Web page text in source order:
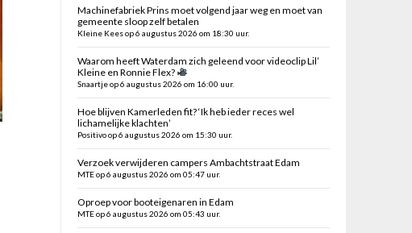
Machinefabriek Prins moet volgend jaar weg en moet van
gemeente sloop zelf betalen
Kleine Kees op 6 augustus 2026 om 18:30 uur.
Waarom heeft Waterdam zich geleend voor videoclip Lil’
Kleine en Ronnie Flex?
Snaartje op 6 augustus 2026 om 16:00 uur.
Hoe blijven Kamerleden fit? ‘Ik heb ieder reces wel
lichamelijke klachten’
Positivo op 6 augustus 2026 om 15:30 uur.
Verzoek verwijderen campers Ambachtstraat Edam
MTE op 6 augustus 2026 om 05:47 uur.
Oproep voor booteigenaren in Edam
MTE op 6 augustus 2026 om 05:43 uur.